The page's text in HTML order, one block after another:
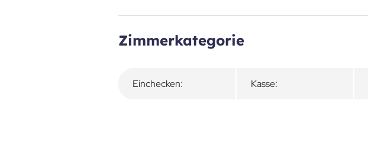
Zimmerkategorie
Einchecken: Kasse: